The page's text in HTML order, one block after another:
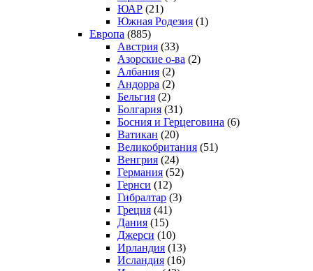
ЮАР (21)
Южная Родезия (1)
Европа (885)
Австрия (33)
Азорские о-ва (2)
Албания (2)
Андорра (2)
Бельгия (2)
Болгария (31)
Босния и Герцеговина (6)
Ватикан (20)
Великобритания (51)
Венгрия (24)
Германия (52)
Гернси (12)
Гибралтар (3)
Греция (41)
Дания (15)
Джерси (10)
Ирландия (13)
Исландия (16)